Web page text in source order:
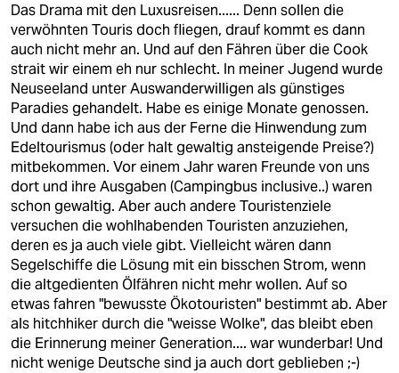
Das Drama mit den Luxusreisen...... Denn sollen die
verwöhnten Touris doch fliegen, drauf kommt es dann
auch nicht mehr an. Und auf den Fähren über die Cook
strait wir einem eh nur schlecht. In meiner Jugend wurde
Neuseeland unter Auswanderwilligen als günstiges
Paradies gehandelt. Habe es einige Monate genossen.
Und dann habe ich aus der Ferne die Hinwendung zum
Edeltourismus (oder halt gewaltig ansteigende Preise?)
mitbekommen. Vor einem Jahr waren Freunde von uns
dort und ihre Ausgaben (Campingbus inclusive..) waren
schon gewaltig. Aber auch andere Touristenziele
versuchen die wohlhabenden Touristen anzuziehen,
deren es ja auch viele gibt. Vielleicht wären dann
Segelschiffe die Lösung mit ein bisschen Strom, wenn
die altgedienten Ölfähren nicht mehr wollen. Auf so
etwas fahren "bewusste Ökotouristen" bestimmt ab. Aber
als hitchhiker durch die "weisse Wolke", das bleibt eben
die Erinnerung meiner Generation.... war wunderbar! Und
nicht wenige Deutsche sind ja auch dort geblieben ;-)